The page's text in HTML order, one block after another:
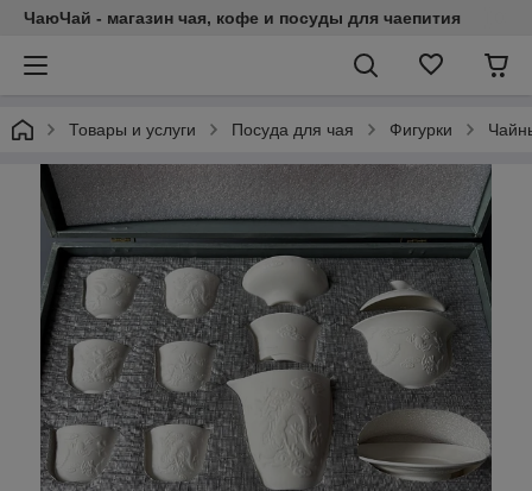
ЧаюЧай - магазин чая, кофе и посуды для чаепития
Товары и услуги Посуда для чая Фигурки